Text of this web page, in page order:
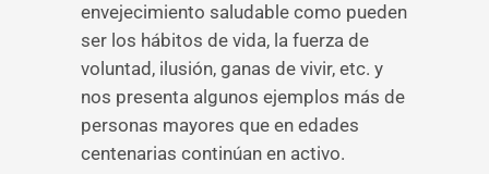
envejecimiento saludable como pueden
ser los hábitos de vida, la fuerza de
voluntad, ilusión, ganas de vivir, etc. y
nos presenta algunos ejemplos más de
personas mayores que en edades
centenarias continúan en activo.